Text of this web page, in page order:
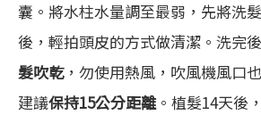
囊。將水柱水量調至最弱，先將洗
後，輕拍頭皮的方式做清潔。洗完
髮吹乾，勿使用熱風，吹風機風口
建議保持15公分距離。植髮14天後